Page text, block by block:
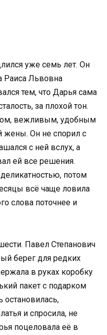
уже семь лет. Он
Раиса Львовна
тем, что Дарья сама
за плохой тон.
вежливым, удобным
жены. Он не спорил с
с ней вслух, а
ей все решения.
потом
всё чаще ловила
слова поточнее и
Павел Степанович
берег для редких
в руках коробку
пакет с подарком
и спросила, не
поцеловала её в